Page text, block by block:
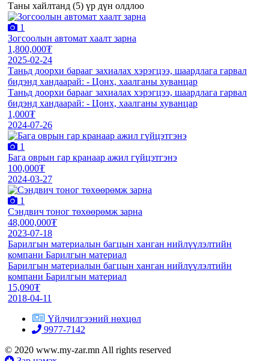
Таны хайлтанд (5) үр дүн олдлоо
1
Зогсоолын автомат хаалт зарна
1,800,000₮
2025-02-24
Таньд доорхи барааг захиалах хэрэгцээ, шаардлага гарвал
бидэнд хандаарай: - Цонх, хаалганы хуванцар
Таньд доорхи барааг захиалах хэрэгцээ, шаардлага гарвал
бидэнд хандаарай: - Цонх, хаалганы хуванцар
1,000₮
2024-07-26
1
Бага оврын гар кранаар ажил гүйцэтгэнэ
100,000₮
2024-03-27
1
Сэндвич тоног төхөөрөмж зарна
48,000,000₮
2023-07-18
Барилгын материалын багцын ханган нийлүүлэлтийн
компани Барилгын материал
Барилгын материалын багцын ханган нийлүүлэлтийн
компани Барилгын материал
15,090₮
2018-04-11
Үйлчилгээний нөхцөл
9977-7142
© 2020 www.my-zar.mn All rights reserved